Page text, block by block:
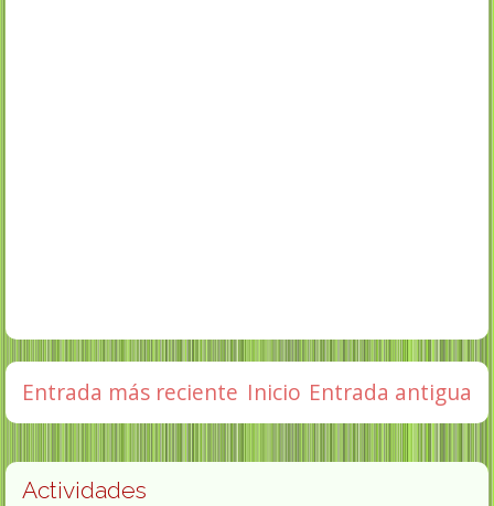
Entrada más reciente Entrada antigua
Inicio
Actividades